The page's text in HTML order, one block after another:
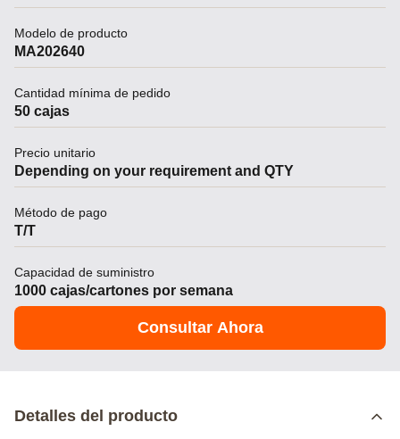
Modelo de producto
MA202640
Cantidad mínima de pedido
50 cajas
Precio unitario
Depending on your requirement and QTY
Método de pago
T/T
Capacidad de suministro
1000 cajas/cartones por semana
Consultar Ahora
Detalles del producto